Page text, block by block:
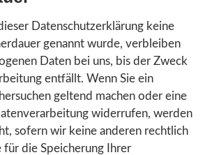
Datenschutzerklärung keine
genannt wurde, verbleiben
Daten bei uns, bis der Zweck
entfällt. Wenn Sie ein
geltend machen oder eine
widerrufen, werden
sofern wir keine anderen rechtlich
für die Speicherung Ihrer